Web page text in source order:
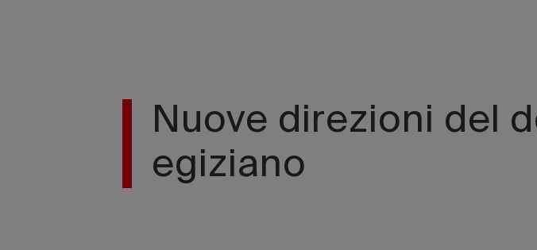
Nuove direzioni del
egiziano